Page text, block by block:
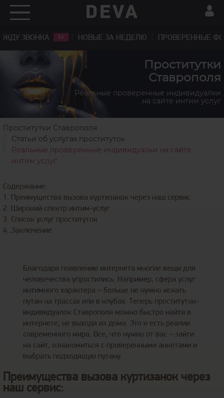
ЖДУ ЗВОНКА 93 НОВЫЕ ЗА НЕДЕЛЮ ПРОВЕРЕННЫЕ
Проститутки
Ставрополя
Реальные проверенные индивидуалки
на сайте интим услуг
Проститутки Ставрополя
Статьи об услугах проституток
Реальные проверенные индивидуалки на сайте
интим услуг
Содержание:
1. Преимущества вызова куртизанок через наш сервис
2. Широкий спектр интим-услуг
3. Список услуг проституток
4. Заключение
Благодаря появлению интернета многие вещи для
человечества упростились. Например, сфера услуг
интимного характера – больше не нужно искать
путан на трассах или в клубах. Теперь проституток-
индивидуалок Ставрополя можно быстро найти в
интернете, не выходя из дома. Это и есть реалии
современного мира. Все, что нужно от вас – зайти
на сайт, ознакомиться с проверенными анкетами и
выбрать подходящую путану.
Преимущества вызова куртизанок через
наш сервис: